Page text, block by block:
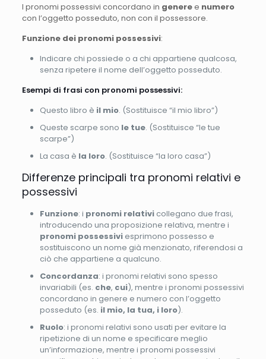
I pronomi possessivi concordano in generee numero
con l’oggetto posseduto, non con il possessore.
Funzione dei pronomi possessivi:
Indicare chi possiede o a chi appartiene qualcosa,
senza ripetere il nome dell’oggetto posseduto.
Esempi di frasi con pronomi possessivi:
Questo libro è il mio. (Sostituisce “il mio libro”)
Queste scarpe sono le tue. (Sostituisce “le tue
scarpe”)
La casa è la loro. (Sostituisce “la loro casa”)
Differenze principali tra pronomi relativi e
possessivi
Funzione: i pronomi relativicollegano due frasi,
introducendo una proposizione relativa, mentre i
pronomi possessiviesprimono possesso e
sostituiscono un nome già menzionato, riferendosi a
ciò che appartiene a qualcuno.
Concordanza: i pronomi relativi sono spesso
invariabili (es. che, cui), mentre i pronomi possessivi
concordano in genere e numero con l’oggetto
posseduto (es. il mio, la tua, i loro).
Ruolo: i pronomi relativi sono usati per evitare la
ripetizione di un nome e specificare meglio
un’informazione, mentre i pronomi possessivi